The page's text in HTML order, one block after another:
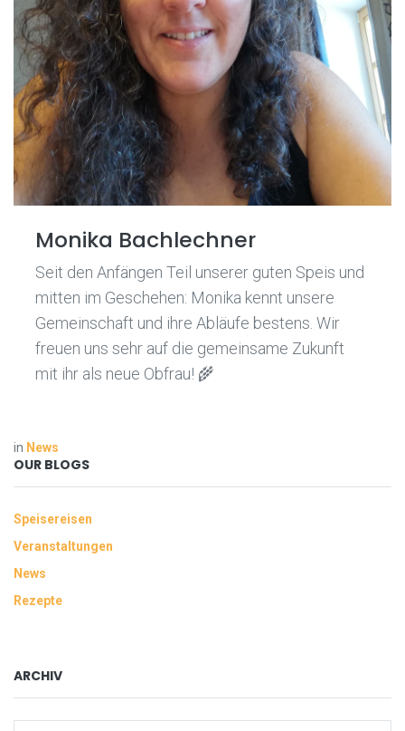
Monika Bachlechner
Seit den Anfängen Teil unserer guten Speis und
mitten im Geschehen: Monika kennt unsere
Gemeinschaft und ihre Abläufe bestens. Wir
freuen uns sehr auf die gemeinsame Zukunft
mit ihr als neue Obfrau! 🌾
in News
OUR BLOGS
Speisereisen
Veranstaltungen
News
Rezepte
ARCHIV